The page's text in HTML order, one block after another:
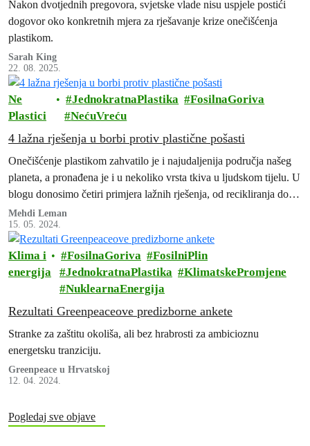
Nakon dvotjednih pregovora, svjetske vlade nisu uspjele postići
dogovor oko konkretnih mjera za rješavanje krize onečišćenja
plastikom.
Sarah King
22. 08. 2025.
Ne
Plastici
JednokratnaPlastika
FosilnaGoriva
NećuVreću
4 lažna rješenja u borbi protiv plastične pošasti
Onečišćenje plastikom zahvatilo je i najudaljenija područja našeg
planeta, a pronađena je i u nekoliko vrsta tkiva u ljudskom tijelu. U
blogu donosimo četiri primjera lažnih rješenja, od recikliranja do
bioplastike, koji nisu dorasli razmjerima globalne krize onečišćenja
plastikom.
Mehdi Leman
15. 05. 2024.
Klima i
energija
FosilnaGoriva
FosilniPlin
JednokratnaPlastika
KlimatskePromjene
NuklearnaEnergija
Rezultati Greenpeaceove predizborne ankete
Stranke za zaštitu okoliša, ali bez hrabrosti za ambicioznu
energetsku tranziciju.
Greenpeace u Hrvatskoj
12. 04. 2024.
Pogledaj sve objave